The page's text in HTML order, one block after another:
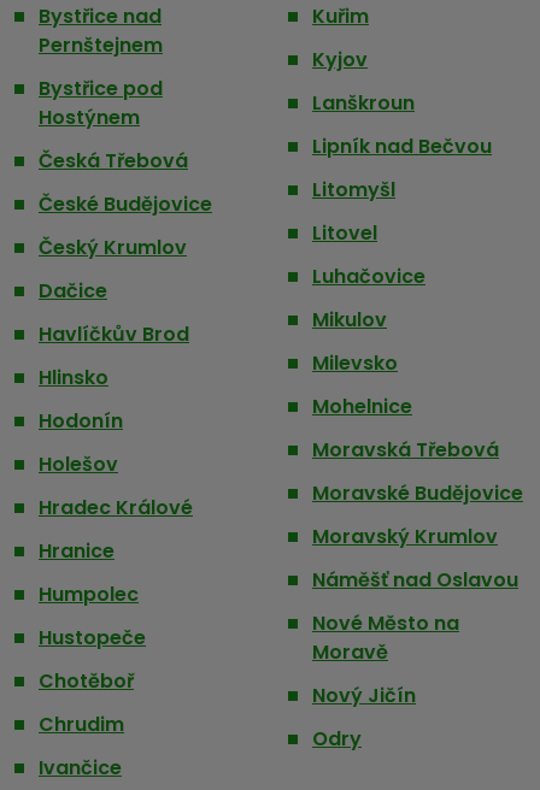
Bystřice nad
Pernštejnem
Bystřice pod
Hostýnem
Česká Třebová
České Budějovice
Český Krumlov
Dačice
Havlíčkův Brod
Hlinsko
Hodonín
Holešov
Hradec Králové
Hranice
Humpolec
Hustopeče
Chotěboř
Chrudim
Ivančice
Kuřim
Kyjov
Lanškroun
Lipník nad Bečvou
Litomyšl
Litovel
Luhačovice
Mikulov
Milevsko
Mohelnice
Moravská Třebová
Moravské Budějovice
Moravský Krumlov
Náměšť nad Oslavou
Nové Město na
Moravě
Nový Jičín
Odry